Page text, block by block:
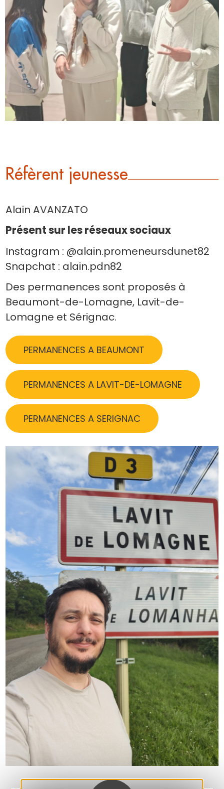
Réfèrent jeunesse
Alain AVANZATO
Présent sur les réseaux sociaux
Instagram : @alain.promeneursdunet82
Snapchat : alain.pdn82
Des permanences sont proposés à
Beaumont-de-Lomagne, Lavit-de-
Lomagne et Sérignac.
PERMANENCES A BEAUMONT
PERMANENCES A LAVIT-DE-LOMAGNE
PERMANENCES A SERIGNAC